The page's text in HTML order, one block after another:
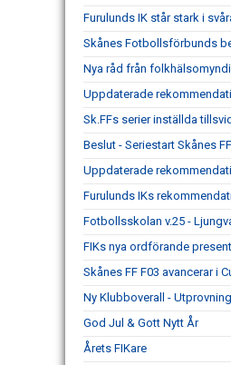
Furulunds IK står stark i
Skånes Fotbollsförbunds
Nya råd från
Uppdaterade
Sk.FFs serier inställda
Beslut - Seriestart Skånes FF
Uppdaterade
Furulunds IKs
Fotbollsskolan v.25 -
FIKs nya ordförande
Skånes FF F03 avancerar i
Ny Klubboverall -
God Jul & Gott Nytt År
Årets FIKare